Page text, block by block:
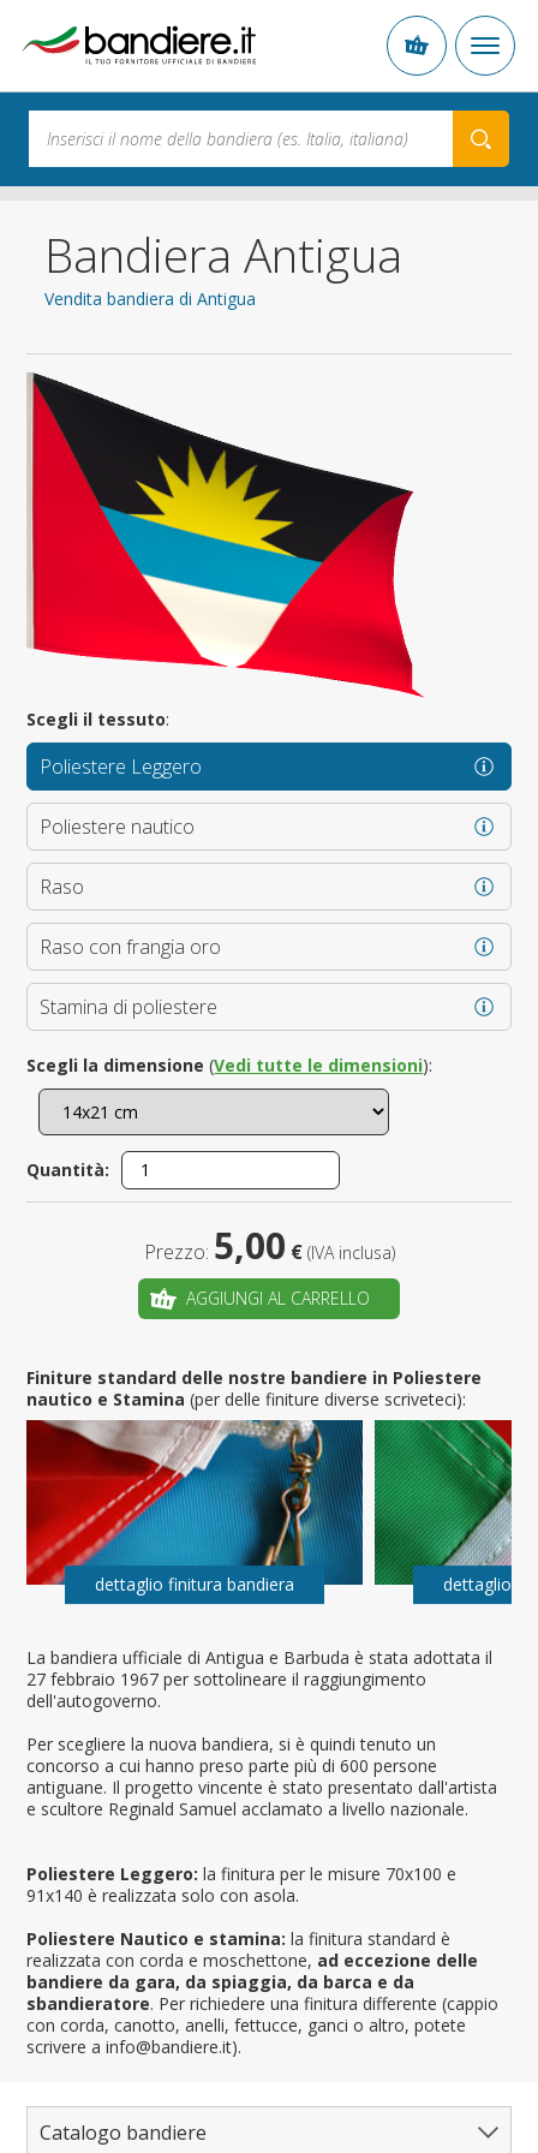
Bandiera Antigua
Vendita bandiera di Antigua
La bandiera ufficiale di Antigua e Barbuda è stata adottata il
27 febbraio 1967 per sottolineare il raggiungimento
dell'autogoverno.
Per scegliere la nuova bandiera, si è quindi tenuto un
concorso a cui hanno preso parte più di 600 persone
antiguane. Il progetto vincente è stato presentato dall'artista
e scultore Reginald Samuel acclamato a livello nazionale.
Poliestere Leggero: la finitura per le misure 70x100 e
91x140 è realizzata solo con asola.
Poliestere Nautico e stamina: la finitura standard è
realizzata con corda e moschettone, ad eccezione delle
bandiere da gara, da spiaggia, da barca e da
sbandieratore. Per richiedere una finitura differente (cappio
con corda, canotto, anelli, fettucce, ganci o altro, potete
scrivere a info@bandiere.it).
Scegli il tessuto:
Poliestere Leggero
Poliestere nautico
Raso
Raso con frangia oro
Stamina di poliestere
Scegli la dimensione (Vedi tutte le dimensioni):
Quantità:
Prezzo: 5,00 € (IVA inclusa)
AGGIUNGI AL CARRELLO
Finiture standard delle nostre bandiere in Poliestere
nautico e Stamina(per delle finiture diverse scriveteci):
dettaglio finitura bandiera dettaglio
Catalogo bandiere